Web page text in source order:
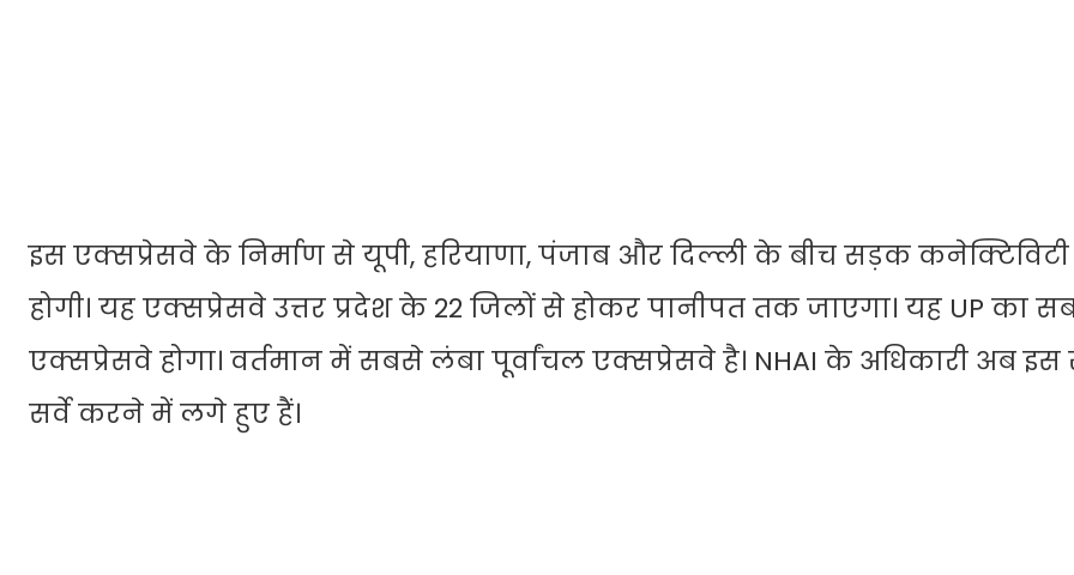
इस एक्सप्रेसवे के निर्माण से यूपी, हरियाणा, पंजाब और दिल्ली के बीच सड़क
होगी। यह एक्सप्रेसवे उत्तर प्रदेश के 22 जिलों से होकर पानीपत तक जाएगा। यह UP का
एक्सप्रेसवे होगा। वर्तमान में सबसे लंबा पूर्वांचल एक्सप्रेसवे है। NHAI के अधिकारी अब
सर्वे करने में लगे हुए हैं।